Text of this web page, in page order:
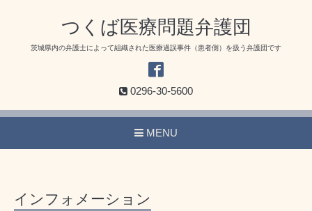
つくば医療問題弁護団
茨城県内の弁護士によって組織された医療過誤事件（患者側）を扱う弁護団です
0296-30-5600
MENU
インフォメーション